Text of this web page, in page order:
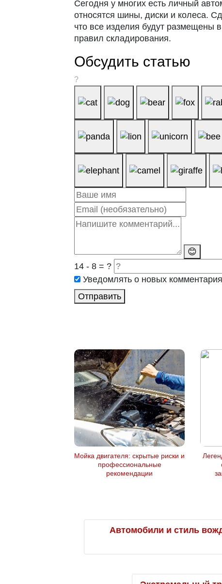
Сегодня у многих есть личный
относятся шины, диски и колеса.
что все изделия будут размещены
правил складирования.
Обсудить статью
?
😊
14 - 8 = ?
Уведомлять о новых
Отправить
Мойка двигателя: скрытые риски и
профессиональные
рекомендации
Автомобили и стиль